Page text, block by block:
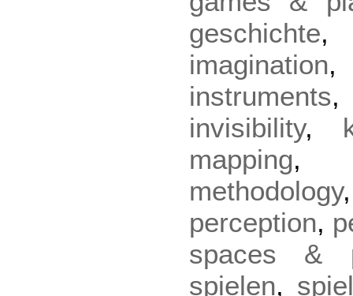
geschichte
imagination
instruments
invisibility,
mapping
methodology
perception,
spaces &
spielen,